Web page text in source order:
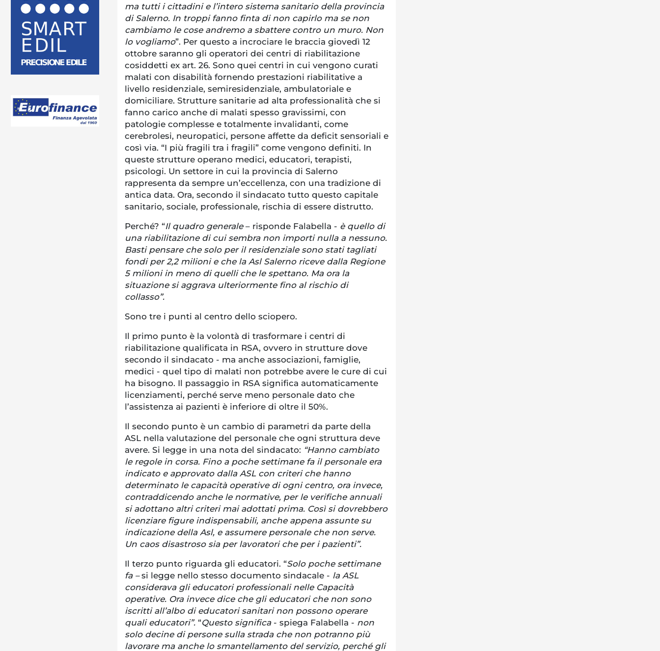
ma tutti i cittadini e l’intero sistema sanitario della provincia
di Salerno. In troppi fanno finta di non capirlo ma se non
cambiamo le cose andremo a sbattere contro un muro. Non
lo vogliamo”. Per questo a incrociare le braccia giovedì 12
ottobre saranno gli operatori dei centri di riabilitazione
cosiddetti ex art. 26. Sono quei centri in cui vengono curati
malati con disabilità fornendo prestazioni riabilitative a
livello residenziale, semiresidenziale, ambulatoriale e
domiciliare. Strutture sanitarie ad alta professionalità che si
fanno carico anche di malati spesso gravissimi, con
patologie complesse e totalmente invalidanti, come
cerebrolesi, neuropatici, persone affette da deficit sensoriali e
così via. “I più fragili tra i fragili” come vengono definiti. In
queste strutture operano medici, educatori, terapisti,
psicologi. Un settore in cui la provincia di Salerno
rappresenta da sempre un’eccellenza, con una tradizione di
antica data. Ora, secondo il sindacato tutto questo capitale
sanitario, sociale, professionale, rischia di essere distrutto.
Perché? “Il quadro generale – risponde Falabella - è quello di
una riabilitazione di cui sembra non importi nulla a nessuno.
Basti pensare che solo per il residenziale sono stati tagliati
fondi per 2,2 milioni e che la Asl Salerno riceve dalla Regione
5 milioni in meno di quelli che le spettano. Ma ora la
situazione si aggrava ulteriormente fino al rischio di
collasso”.
Sono tre i punti al centro dello sciopero.
Il primo punto è la volontà di trasformare i centri di
riabilitazione qualificata in RSA, ovvero in strutture dove
secondo il sindacato - ma anche associazioni, famiglie,
medici - quel tipo di malati non potrebbe avere le cure di cui
ha bisogno. Il passaggio in RSA significa automaticamente
licenziamenti, perché serve meno personale dato che
l’assistenza ai pazienti è inferiore di oltre il 50%.
Il secondo punto è un cambio di parametri da parte della
ASL nella valutazione del personale che ogni struttura deve
avere. Si legge in una nota del sindacato: “Hanno cambiato
le regole in corsa. Fino a poche settimane fa il personale era
indicato e approvato dalla ASL con criteri che hanno
determinato le capacità operative di ogni centro, ora invece,
contraddicendo anche le normative, per le verifiche annuali
si adottano altri criteri mai adottati prima. Così si dovrebbero
licenziare figure indispensabili, anche appena assunte su
indicazione della Asl, e assumere personale che non serve.
Un caos disastroso sia per lavoratori che per i pazienti”.
Il terzo punto riguarda gli educatori. “Solo poche settimane
fa –si legge nello stesso documento sindacale - la ASL
considerava gli educatori professionali nelle Capacità
operative. Ora invece dice che gli educatori che non sono
iscritti all’albo di educatori sanitari non possono operare
quali educatori”. “Questo significa - spiega Falabella - non
solo decine di persone sulla strada che non potranno più
lavorare ma anche lo smantellamento del servizio, perché gli